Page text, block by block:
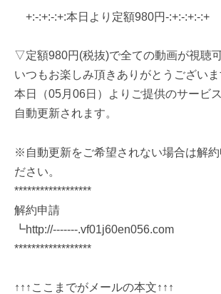
+:-:+:-:+:本日より定額980円-:+:-:+:-:+
▽定額980円(税抜)で全ての動画が視聴
いつもお楽しみ頂きありがとうございま
本日（05月06日）よりご提供のサービ
自動更新されます。
※自動更新をご希望されない場合は解約
ださい。
******************
解約申請
┗http://-------.vf01j60en056.com
******************
↑↑↑ここまでがメールの本文↑↑↑